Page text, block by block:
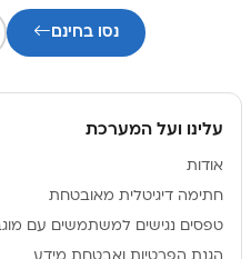
נסו בחינם
עלינו ועל המערכת
אודות
חתימה דיגיטלית מאובטחת
טפסים נגישים למשתמשים עם